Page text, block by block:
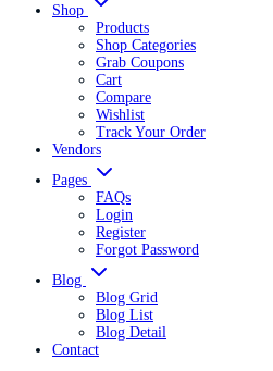
Shop
Products
Shop Categories
Grab Coupons
Cart
Compare
Wishlist
Track Your Order
Vendors
Pages
FAQs
Login
Register
Forgot Password
Blog
Blog Grid
Blog List
Blog Detail
Contact